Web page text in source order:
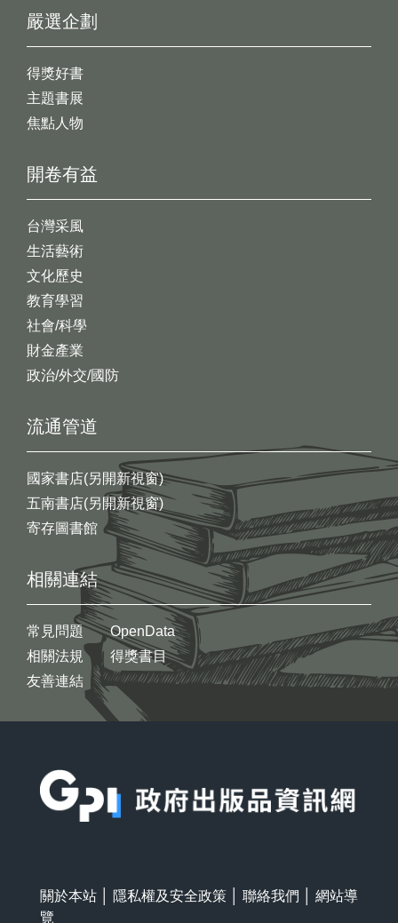
開卷有益
台灣采風
生活藝術
文化歷史
教育學習
社會/科學
財金產業
政治/外交/國防
嚴選企劃
得獎好書
主題書展
焦點人物
流通管道
國家書店(另開新視窗)
五南書店(另開新視窗)
寄存圖書館
相關連結
常見問題
相關法規
友善連結
OpenData
得獎書目
關於本站 隱私權及安全政策 聯絡我們
網站導
覽